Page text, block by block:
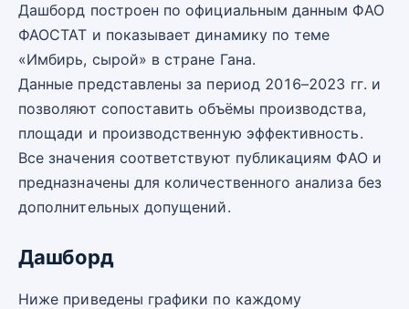
Дашборд построен по официальным данным ФАО
ФАОСТАТ и показывает динамику по теме
«Имбирь, сырой» в стране Гана.
Данные представлены за период 2016–2023 гг. и
позволяют сопоставить объёмы производства,
площади и производственную эффективность.
Все значения соответствуют публикациям ФАО и
предназначены для количественного анализа без
дополнительных допущений.
Дашборд
Ниже приведены графики по каждому